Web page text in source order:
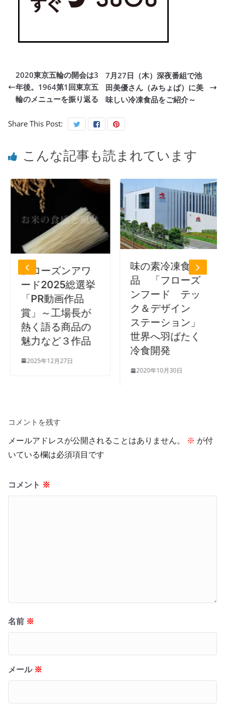
2020東京五輪の開会は3
年後。1964第1回東京五
輪のメニューを振り返る
7月27日（木）深夜番組で池
田美優さん（みちょぱ）に美
味しい冷凍食品をご紹介～
Share This Post:
こんな記事も読まれています
フローズンアワ
ード2025総選挙
「PR動画作品
賞」～工場長が
熱く語る商品の
魅力など３作品
2025年12月27日
味の素冷凍食
品 「フローズ
ンフード テッ
ク＆デザイン
ステーション」
世界へ羽ばたく
冷食開発
2020年10月30日
コメントを残す
メールアドレスが公開されることはありません。 ※ が付
いている欄は必須項目です
コメント ※
名前 ※
メール ※